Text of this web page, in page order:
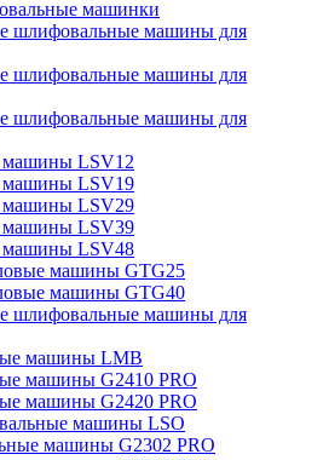
машинки
шлифовальные машины для
шлифовальные машины для
шлифовальные машины для
машины LSV12
машины LSV19
машины LSV29
машины LSV39
машины LSV48
машины GTG25
машины GTG40
шлифовальные машины для
машины LMB
машины G2410 PRO
машины G2420 PRO
машины LSO
машины G2302 PRO